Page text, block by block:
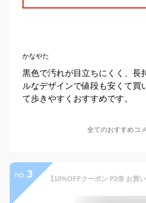
かなやた
黒色で汚れが目立ちにくく、長
ルなデザインで値段も安くて買
て歩きやすくおすすめです。
全てのおすすめコ
no. 3